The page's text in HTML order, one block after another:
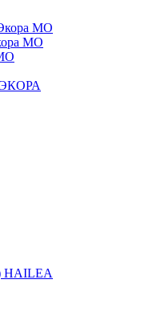
МО
МО
ЭКОРА
HAILEA